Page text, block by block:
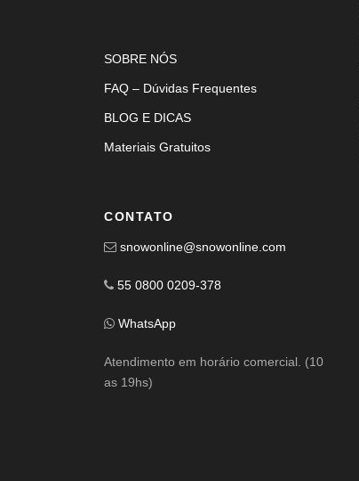
SOBRE NÓS
FAQ – Dúvidas Frequentes
BLOG E DICAS
Materiais Gratuitos
CONTATO
snowonline@snowonline.com
55 0800 0209-378
WhatsApp
Atendimento em horário comercial. (10
as 19hs)